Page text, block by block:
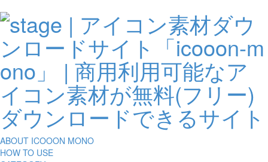
ABOUT ICOOON MONO
HOW TO USE